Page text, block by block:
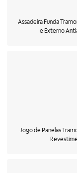
Assadeira Funda
e Externo
Jogo de Panelas